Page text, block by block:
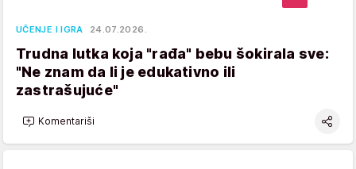
UČENJE I IGRA 24.07.2026.
Trudna lutka koja "rađa" bebu šokirala sve:
"Ne znam da li je edukativno ili
zastrašujuće"
Komentariši